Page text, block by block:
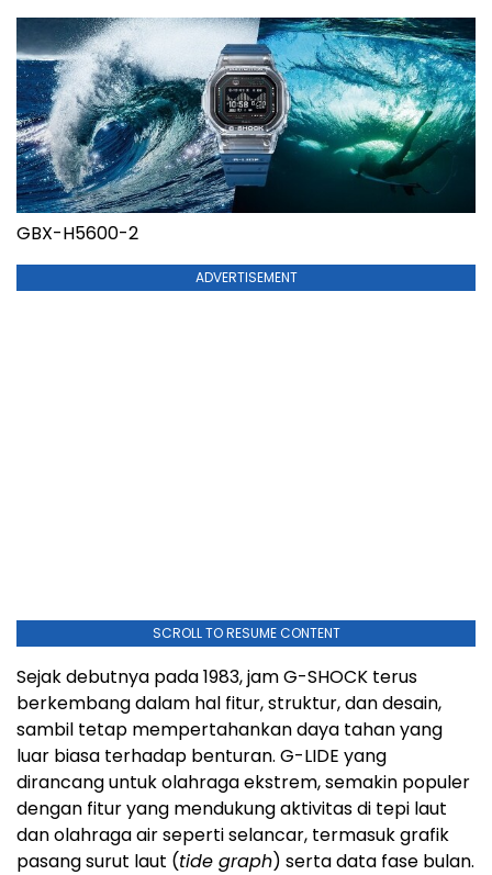
GBX-H5600-2
ADVERTISEMENT
SCROLL TO RESUME CONTENT
Sejak debutnya pada 1983, jam G-SHOCK terus
berkembang dalam hal fitur, struktur, dan desain,
sambil tetap mempertahankan daya tahan yang
luar biasa terhadap benturan. G-LIDE yang
dirancang untuk olahraga ekstrem, semakin populer
dengan fitur yang mendukung aktivitas di tepi laut
dan olahraga air seperti selancar, termasuk grafik
pasang surut laut (tide graph) serta data fase bulan.